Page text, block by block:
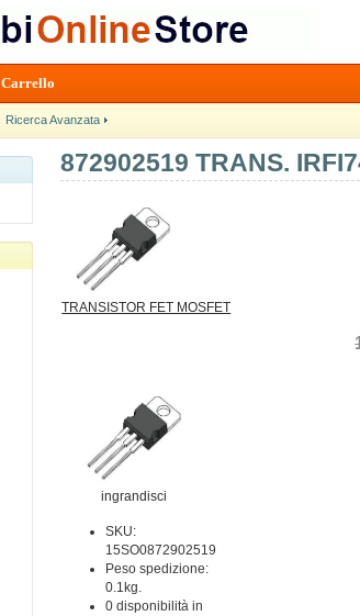
Carrello
Ricerca Avanzata
872902519 TRANS.
TRANSISTOR FET MOSFET
ingrandisci
SKU:
15SO0872902519
Peso spedizione:
0.1kg.
0 disponibilità in